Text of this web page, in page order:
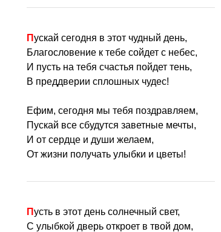
Пускай сегодня в этот чудный день,
Благословение к тебе сойдет с небес,
И пусть на тебя счастья пойдет тень,
В преддверии сплошных чудес!
Ефим, сегодня мы тебя поздравляем,
Пускай все сбудутся заветные мечты,
И от сердце и души желаем,
От жизни получать улыбки и цветы!
Пусть в этот день солнечный свет,
С улыбкой дверь откроет в твой дом,